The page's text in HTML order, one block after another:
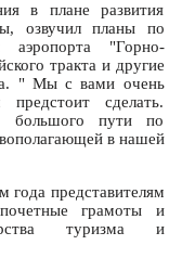
в плане развития
озвучил планы по
аэропорта "Горно-
тракта и другие
" Мы с вами очень
сделать.
большого пути по
в нашей
года представителям
грамоты и
туризма и